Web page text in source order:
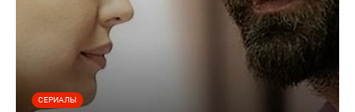
СЕРИАЛЫ